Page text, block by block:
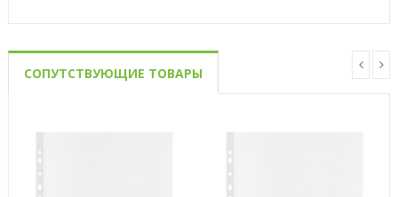
СОПУТСТВУЮЩИЕ ТОВАРЫ